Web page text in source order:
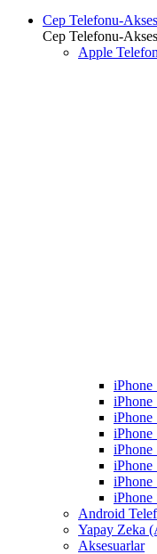
Cep Telefonu-
Cep Telefonu-
Apple
iPhone
iPhone
iPhone
iPhone
iPhone
iPhone
iPhone
iPhone
Android
Yapay Zeka
Aksesuarlar